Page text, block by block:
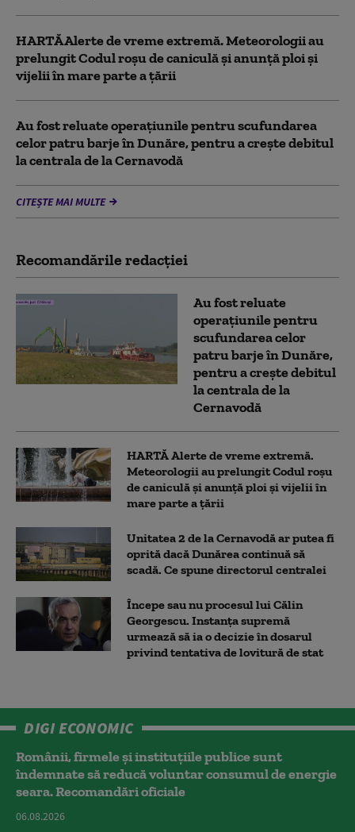
HARTĂ Alerte de vreme extremă. Meteorologii au
prelungit Codul roșu de caniculă și anunță ploi și
vijelii în mare parte a țării
Au fost reluate operațiunile pentru scufundarea
celor patru barje în Dunăre, pentru a crește debitul
la centrala de la Cernavodă
CITEȘTE MAI MULTE
Recomandările redacţiei
Au fost reluate
operațiunile pentru
scufundarea celor
patru barje în Dunăre,
pentru a crește debitul
la centrala de la
Cernavodă
HARTĂ Alerte de vreme extremă.
Meteorologii au prelungit Codul roșu
de caniculă și anunță ploi și vijelii în
mare parte a țării
Unitatea 2 de la Cernavodă ar putea fi
oprită dacă Dunărea continuă să
scadă. Ce spune directorul centralei
Începe sau nu procesul lui Călin
Georgescu. Instanța supremă
urmează să ia o decizie în dosarul
privind tentativa de lovitură de stat
DIGI ECONOMIC
Românii, firmele și instituțiile publice sunt
îndemnate să reducă voluntar consumul de energie
seara. Recomandări oficiale
06.08.2026